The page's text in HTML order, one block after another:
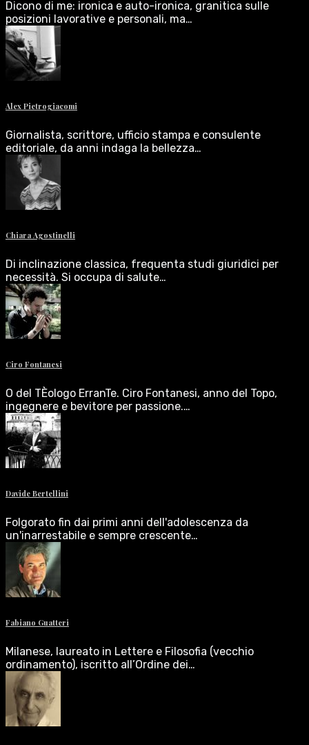
Dicono di me: ironica e auto-ironica, granitica sulle
posizioni lavorative e personali, ma…
Alex Pietrogiacomi
Giornalista, scrittore, ufficio stampa e consulente
editoriale, da anni indaga la bellezza…
Chiara Agostinelli
Di inclinazione classica, frequenta studi giuridici per
necessità. Si occupa di salute…
Ciro Fontanesi
O del TÈologo ErranTe. Ciro Fontanesi, anno del Topo,
ingegnere e bevitore per passione.…
Davide Bertellini
Folgorato fin dai primi anni dell'adolescenza da
un'inarrestabile e sempre crescente…
Fabiano Guatteri
Milanese, laureato in Lettere e Filosofia (vecchio
ordinamento), iscritto all’Ordine dei…